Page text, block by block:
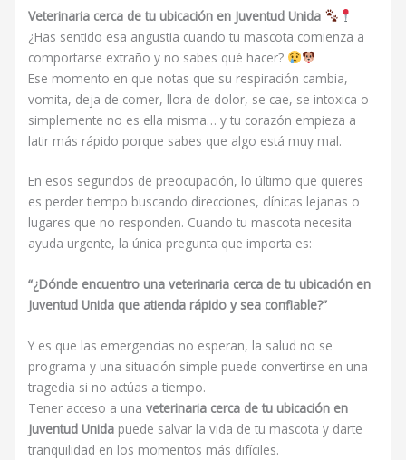
Veterinaria cerca de tu ubicación en Juventud Unida
¿Has sentido esa angustia cuando tu mascota comienza a
comportarse extraño y no sabes qué hacer?
Ese momento en que notas que su respiración cambia,
vomita, deja de comer, llora de dolor, se cae, se intoxica o
simplemente no es ella misma… y tu corazón empieza a
latir más rápido porque sabes que algo está muy mal.
En esos segundos de preocupación, lo último que quieres
es perder tiempo buscando direcciones, clínicas lejanas o
lugares que no responden. Cuando tu mascota necesita
ayuda urgente, la única pregunta que importa es:
“¿Dónde encuentro una veterinaria cerca de tu ubicación en
Juventud Unida que atienda rápido y sea confiable?”
Y es que las emergencias no esperan, la salud no se
programa y una situación simple puede convertirse en una
tragedia si no actúas a tiempo.
Tener acceso a unaveterinaria cerca de tu ubicación en
Juventud Unida puede salvar la vida de tu mascota y darte
tranquilidad en los momentos más difíciles.